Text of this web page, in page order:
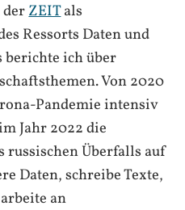
derZEITals
Ressorts Daten und
ich über
Von 2020
Pandemie intensiv
Jahr 2022 die
russischen Überfalls auf
Daten, schreibe Texte,
an